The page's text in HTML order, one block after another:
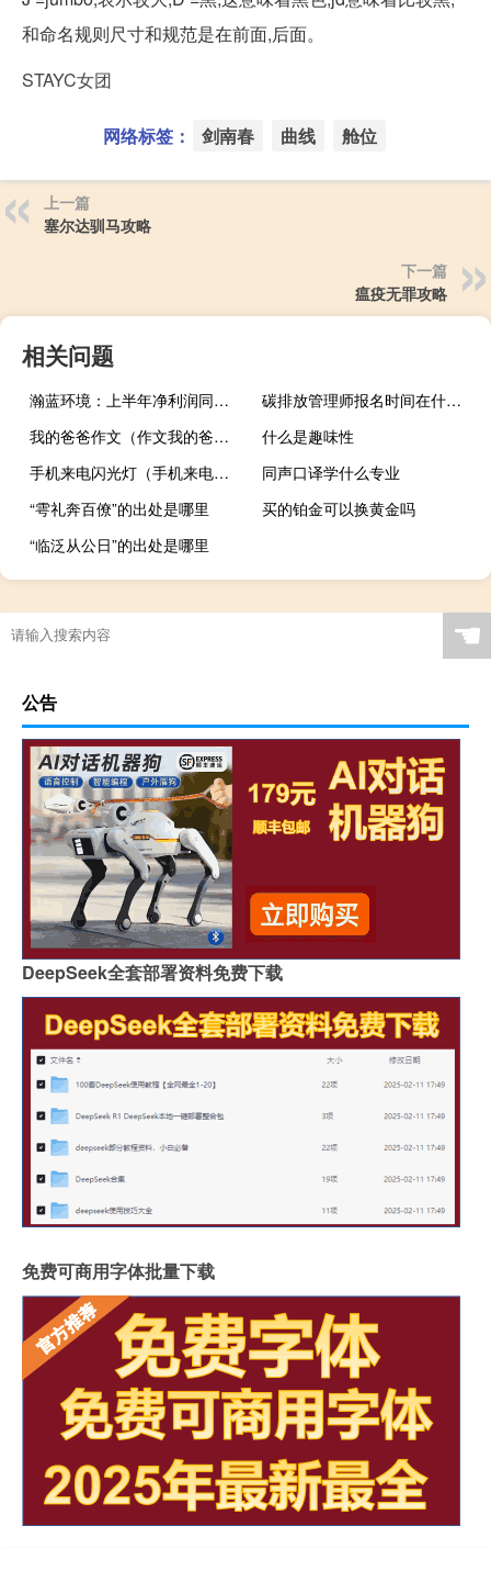
和命名规则尺寸和规范是在前面,后面。
STAYC女团
网络标签： 剑南春 曲线 舱位
上一篇
塞尔达驯马攻略
下一篇
瘟疫无罪攻略
相关问题
瀚蓝环境：上半年净利润同比增长26.30%
碳排放管理师报名时间在什么时候
我的爸爸作文（作文我的爸爸）
什么是趣味性
手机来电闪光灯（手机来电闪）
同声口译学什么专业
“雩礼奔百僚”的出处是哪里
买的铂金可以换黄金吗
“临泛从公日”的出处是哪里
☚
公告
DeepSeek全套部署资料免费下载
免费可商用字体批量下载